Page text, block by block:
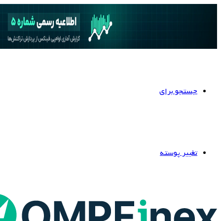
جستجو برای
تغییر پوسته